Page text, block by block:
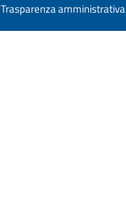
Trasparenza amministrativa